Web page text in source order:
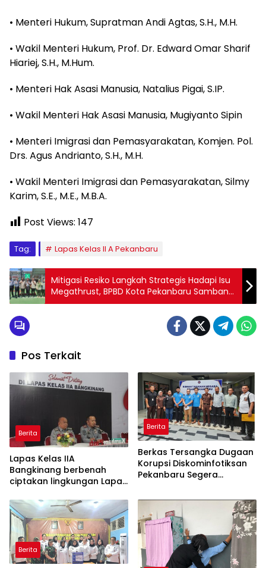
• Menteri Hukum, Supratman Andi Agtas, S.H., M.H.
• Wakil Menteri Hukum, Prof. Dr. Edward Omar Sharif
Hiariej, S.H., M.Hum.
• Menteri Hak Asasi Manusia, Natalius Pigai, S.IP.
• Wakil Menteri Hak Asasi Manusia, Mugiyanto Sipin
• Menteri Imigrasi dan Pemasyarakatan, Komjen. Pol.
Drs. Agus Andrianto, S.H., M.H.
• Wakil Menteri Imigrasi dan Pemasyarakatan, Silmy
Karim, S.E., M.E., M.B.A.
Post Views: 147
Tag: Lapas Kelas II A Pekanbaru
Mitigasi Resiko Langkah Strategis Hadapi Isu
Megathrust, BPBD Kota Pekanbaru Sambangi
Lapas Pekanbaru
Pos Terkait
Berita
Lapas Kelas IIA
Bangkinang berbenah
ciptakan lingkungan Lapas
serta memberantas
Handphone, pungutan liar
dan narkoba (Halinar).
Berita
Berkas Tersangka Dugaan
Korupsi Diskominfotiksan
Pekanbaru Segera
Berita